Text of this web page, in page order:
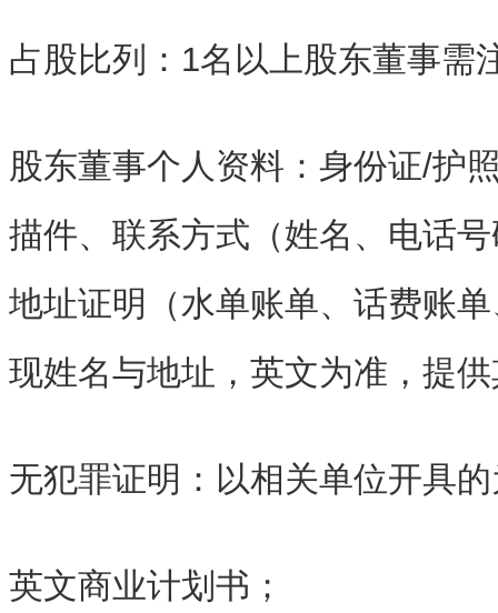
占股比列：1名以上股东董事需
股东董事个人资料：身份证/护
描件、联系方式（姓名、电话
地址证明（水单账单、话费账
现姓名与地址，英文为准，提
无犯罪证明：以相关单位开具
英文商业计划书；